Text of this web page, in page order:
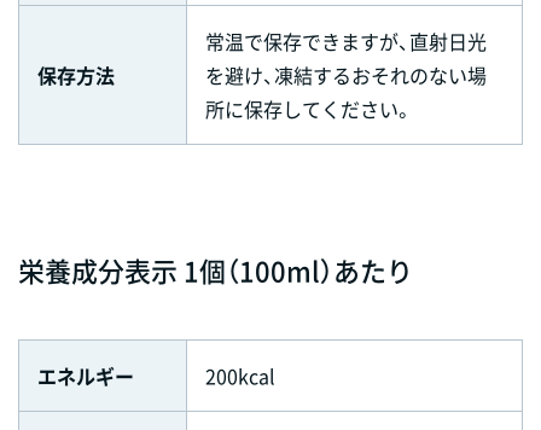
保存方法
常温で保存できますが、直射日光
を避け、凍結するおそれのない場
所に保存してください。
栄養成分表示 1個（100ml）あたり
エネルギー 200kcal